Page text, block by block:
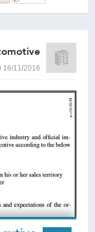
16/11/2016 09:00 صباحاً